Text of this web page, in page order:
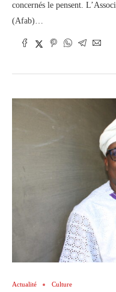
concernés le pensent.
(Afab)…
Actualité Culture